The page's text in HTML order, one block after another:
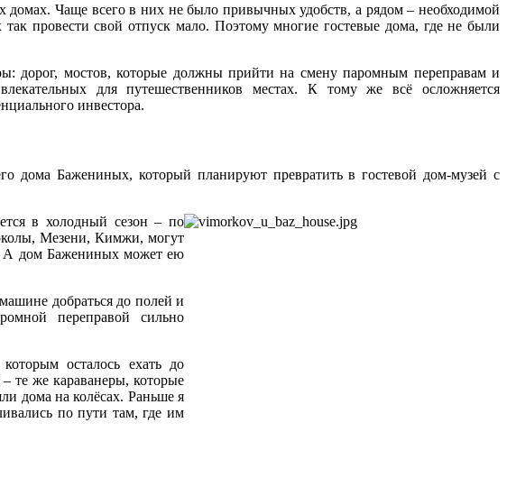
домах. Чаще всего в них не было привычных удобств, а рядом – необходимой
провести свой отпуск мало. Поэтому многие гостевые дома, где не были
дорог, мостов, которые должны прийти на смену паромным переправам и
для путешественников местах. К тому же всё осложняется
инвестора.
Бажениных, который планируют превратить в гостевой дом-музей с
в холодный сезон – по
Мезени, Кимжи, могут
А дом Бажениных может ею
добраться до полей и
переправой сильно
осталось ехать до
те же караванеры, которые
дома на колёсах. Раньше я
по пути там, где им